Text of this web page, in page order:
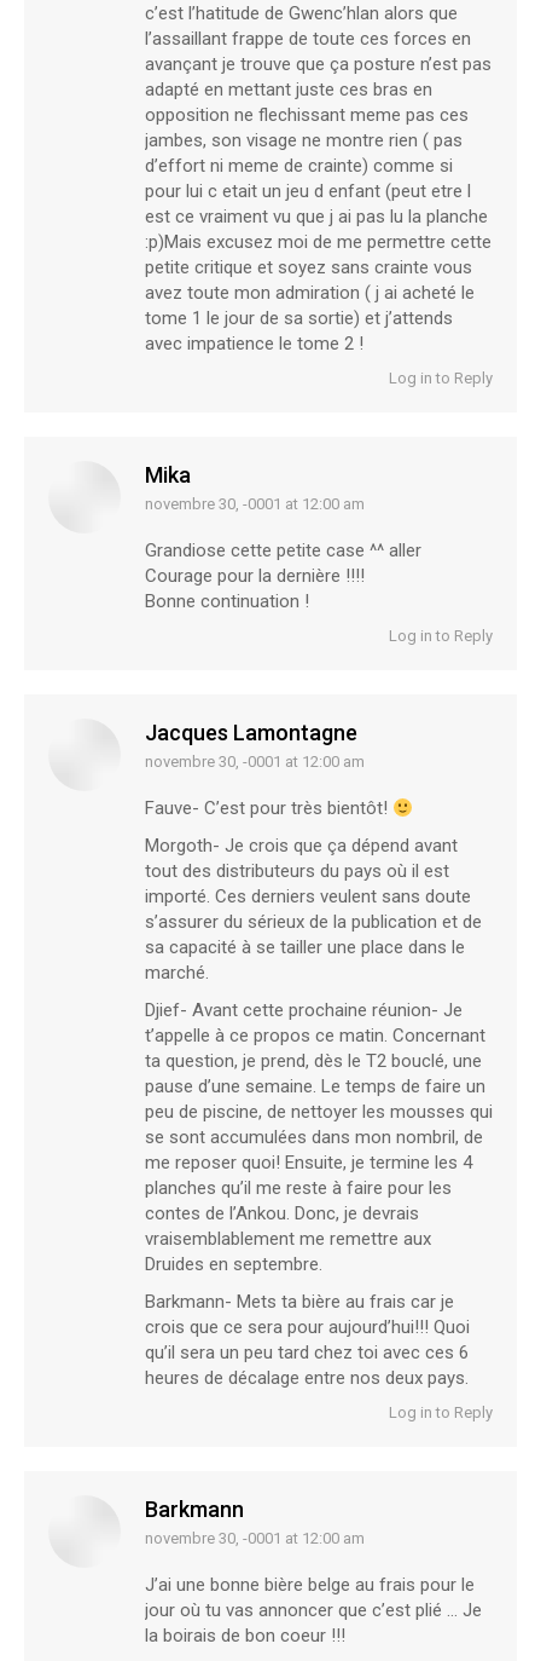
c’est l’hatitude de Gwenc’hlan alors que
l’assaillant frappe de toute ces forces en
avançant je trouve que ça posture n’est pas
adapté en mettant juste ces bras en
opposition ne flechissant meme pas ces
jambes, son visage ne montre rien ( pas
d’effort ni meme de crainte) comme si
pour lui c etait un jeu d enfant (peut etre l
est ce vraiment vu que j ai pas lu la planche
:p)Mais excusez moi de me permettre cette
petite critique et soyez sans crainte vous
avez toute mon admiration ( j ai acheté le
tome 1 le jour de sa sortie) et j’attends
avec impatience le tome 2 !
Log in to Reply
Mika
says:
novembre 30, -0001 at 12:00 am
Grandiose cette petite case ^^ aller
Courage pour la dernière !!!!
Bonne continuation !
Log in to Reply
Jacques Lamontagne
says:
novembre 30, -0001 at 12:00 am
Fauve- C’est pour très bientôt!
Morgoth- Je crois que ça dépend avant
tout des distributeurs du pays où il est
importé. Ces derniers veulent sans doute
s’assurer du sérieux de la publication et de
sa capacité à se tailler une place dans le
marché.
Djief- Avant cette prochaine réunion- Je
t’appelle à ce propos ce matin. Concernant
ta question, je prend, dès le T2 bouclé, une
pause d’une semaine. Le temps de faire un
peu de piscine, de nettoyer les mousses qui
se sont accumulées dans mon nombril, de
me reposer quoi! Ensuite, je termine les 4
planches qu’il me reste à faire pour les
contes de l’Ankou. Donc, je devrais
vraisemblablement me remettre aux
Druides en septembre.
Barkmann- Mets ta bière au frais car je
crois que ce sera pour aujourd’hui!!! Quoi
qu’il sera un peu tard chez toi avec ces 6
heures de décalage entre nos deux pays.
Log in to Reply
Barkmann
says:
novembre 30, -0001 at 12:00 am
J’ai une bonne bière belge au frais pour le
jour où tu vas annoncer que c’est plié … Je
la boirais de bon coeur !!!